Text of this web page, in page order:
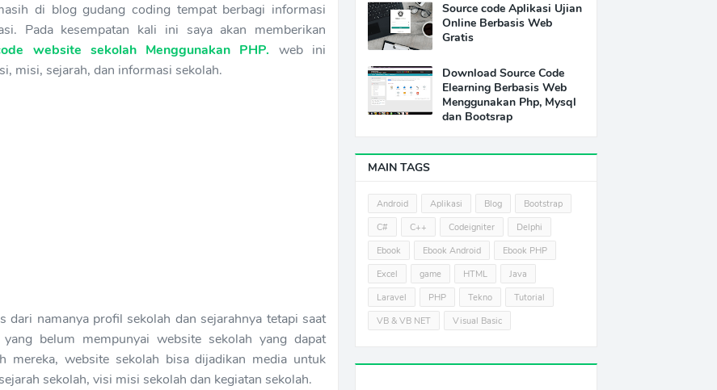
di blog gudang coding tempat berbagi informasi
Pada kesempatan kali ini saya akan memberikan
website sekolah Menggunakan PHP. web ini
misi, sejarah, dan informasi sekolah.
dari namanya profil sekolah dan sejarahnya tetapi saat
belum mempunyai website sekolah yang dapat
mereka, website sekolah bisa dijadikan media untuk
sekolah, visi misi sekolah dan kegiatan sekolah.
Source code Aplikasi Ujian
Online Berbasis Web
Gratis
Download Source Code
Elearning Berbasis Web
Menggunakan Php, Mysql
dan Bootsrap
MAIN TAGS
Android Aplikasi Blog
Bootstrap
C#
C++ Codeigniter
Delphi
Ebook
Ebook Android
Ebook PHP
Excel
game HTML
Java
Laravel
PHP Tekno
Tutorial
VB & VB NET
Visual Basic